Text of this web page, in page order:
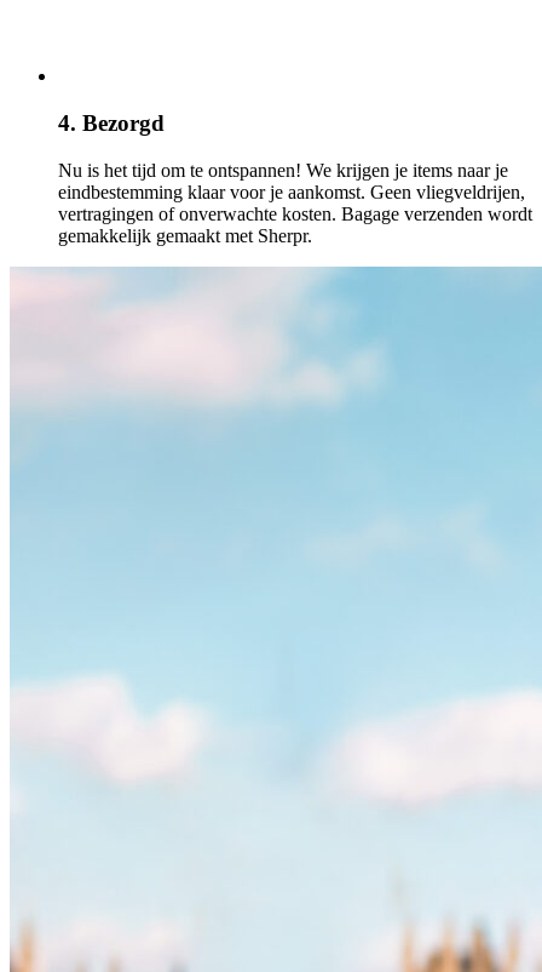
4. Bezorgd
Nu is het tijd om te ontspannen! We krijgen je items naar je
eindbestemming klaar voor je aankomst. Geen vliegveldrijen,
vertragingen of onverwachte kosten. Bagage verzenden wordt
gemakkelijk gemaakt met Sherpr.